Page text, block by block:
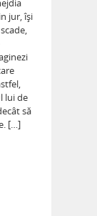
jur, își
lui de
să
[…]